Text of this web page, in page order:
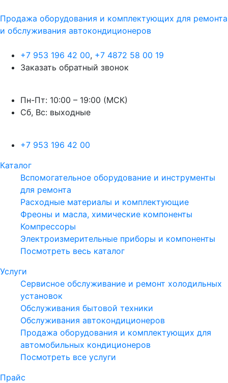
Продажа оборудования и комплектующих для ремонта
и обслуживания автокондиционеров
+7 953 196 42 00, +7 4872 58 00 19
Заказать обратный звонок
Пн-Пт: 10:00 – 19:00 (МСК)
Сб, Вс: выходные
+7 953 196 42 00
Каталог
Вспомогательное оборудование и инструменты
для ремонта
Расходные материалы и комплектующие
Фреоны и масла, химические компоненты
Компрессоры
Электроизмерительные приборы и компоненты
Посмотреть весь каталог
Услуги
Сервисное обслуживание и ремонт холодильных
установок
Обслуживания бытовой техники
Обслуживания автокондиционеров
Продажа оборудования и комплектующих для
автомобильных кондиционеров
Посмотреть все услуги
Прайс